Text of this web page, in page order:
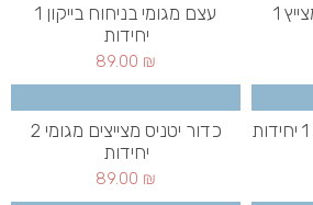
כדור פוטבול זוהר ומצייץ 1
עצם מגומי בניחוח בייקון 1
יחידות
89.00 ₪
כדור יטניס מצייצים מגומי 2
יחידות
89.00 ₪